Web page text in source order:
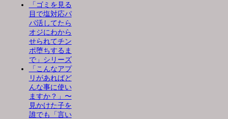
「ゴミを見る
目で塩対応パ
パ活してたら
オジにわから
せられてチン
ポ堕ちするま
で」シリーズ
「こんなアプ
リがあればど
んな事に使い
ますか？」〜
見かけた子を
誰でも「言い